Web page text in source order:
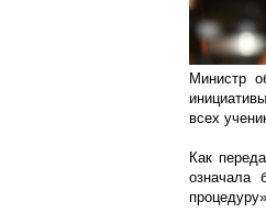
Министр
всех
Как
означала